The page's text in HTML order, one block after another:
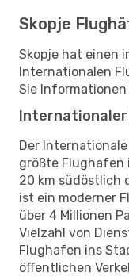
Skopje
Skopje hat einen
Internationalen
Sie
Internationaler
Der
größte Flughafen
20 km südöstlich
ist ein moderner
über 4 Millionen
Vielzahl von
Flughafen ins
öffentlichen